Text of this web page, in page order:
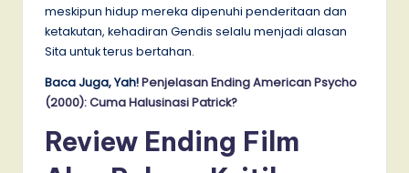
meskipun hidup mereka dipenuhi penderitaan dan
ketakutan, kehadiran Gendis selalu menjadi alasan
Sita untuk terus bertahan.
Baca Juga, Yah!Penjelasan Ending American Psycho
(2000): Cuma Halusinasi Patrick?
Review Ending Film